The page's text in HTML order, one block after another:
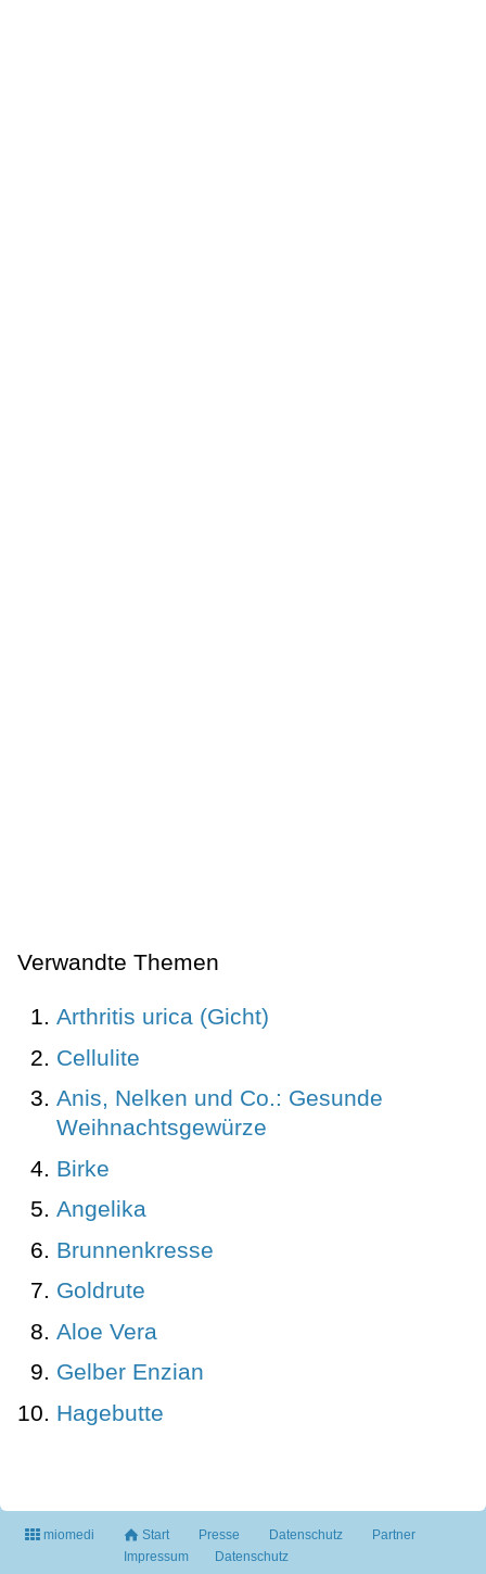
Verwandte Themen
Arthritis urica (Gicht)
Cellulite
Anis, Nelken und Co.: Gesunde
Weihnachtsgewürze
Birke
Angelika
Brunnenkresse
Goldrute
Aloe Vera
Gelber Enzian
Hagebutte
miomedi Start Presse Datenschutz
Partner
Impressum
Datenschutz